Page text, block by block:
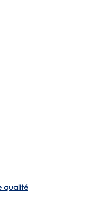
qualité